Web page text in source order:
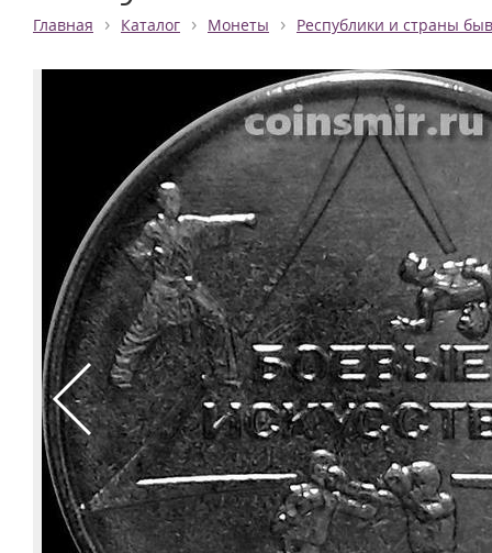
Главная › Каталог › Монеты › Республики и страны